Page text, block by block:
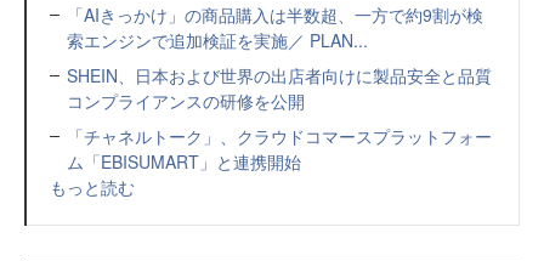
「AIきっかけ」の商品購入は半数超、一方で約9割が検
索エンジンで追加検証を実施／ PLAN...
SHEIN、日本および世界の出店者向けに製品安全と品質
コンプライアンスの研修を公開
「チャネルトーク」、クラウドコマースプラットフォー
ム「EBISUMART」と連携開始
もっと読む